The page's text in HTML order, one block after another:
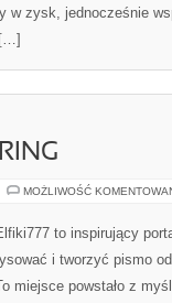
w zysk, jednocześnie
MOŻLIWOŚĆ
to inspirujący
i tworzyć pismo
miejsce powstało z